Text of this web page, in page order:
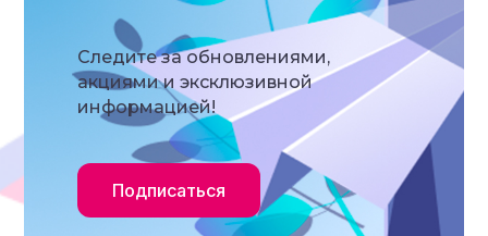
Следите за обновлениями,
акциями и эксклюзивной
информацией!
Подписаться